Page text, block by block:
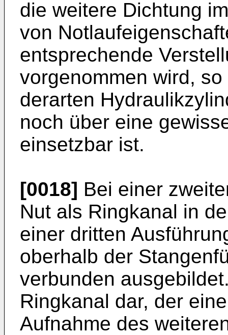
die weitere Dichtung
von
entsprechende
vorgenommen wird,
derarten
noch über eine
einsetzbar ist.
[0018] Bei einer
Nut als Ringkanal in
einer dritten
oberhalb der
verbunden
Ringkanal dar, der
Aufnahme des